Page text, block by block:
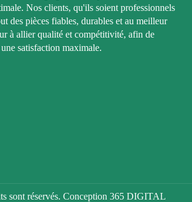
Nos clients, qu'ils soient professionnels
des pièces fiables, durables et au meilleur
à allier qualité et compétitivité, afin de
satisfaction maximale.
sont réservés. Conception 365 DIGITAL